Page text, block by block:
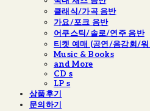
클래식/가곡 음반
가요/포크 음반
어쿠스틱/솔로/연주 음반
티켓 예매 (공연/음감회/
Music & Books
and More
CD s
LP s
상품후기
문의하기